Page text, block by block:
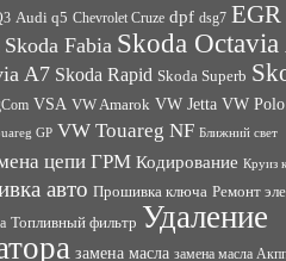
Audi q5 Chevrolet Cruze dpf dsg7 EGR
Skoda Fabia Skoda
A7 Skoda Rapid Skoda Superb
VSA VW Amarok VW Jetta VW Polo
GP VW Touareg NF Ближний свет
цепи ГРМ Кодирование Круиз
авто Прошивка ключа Ремонт
Топливный фильтр Удаление
замена масла замена масла